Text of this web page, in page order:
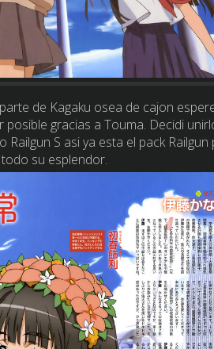
de Kagaku osea de cajon
gracias a Touma. Decidi
S asi ya esta el pack Railgun
su esplendor.